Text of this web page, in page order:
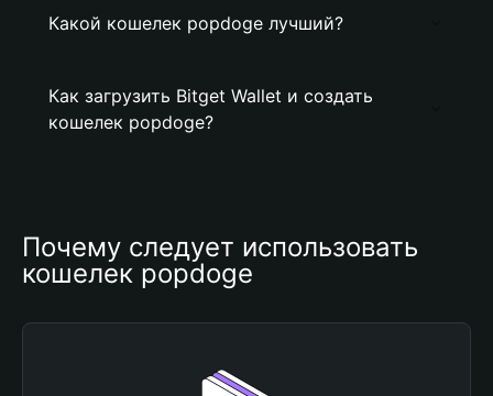
Какой кошелек popdoge лучший?
Как загрузить Bitget Wallet и создать
кошелек popdoge?
Почему следует использовать
кошелек popdoge